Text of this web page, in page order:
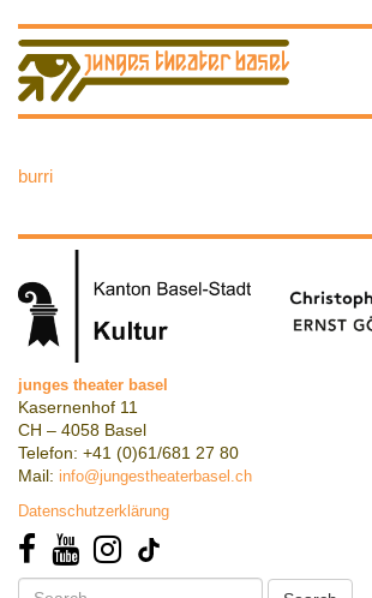
burri
junges theater basel
Kasernenhof 11
CH – 4058 Basel
Telefon: +41 (0)61/681 27 80
Mail: info@jungestheaterbasel.ch
Datenschutzerklärung
Search